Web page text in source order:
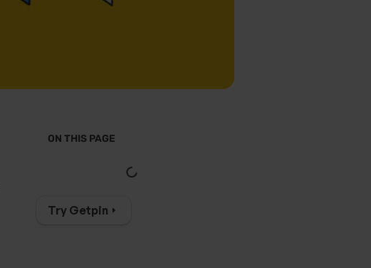
ON THIS PAGE
Try Getpin